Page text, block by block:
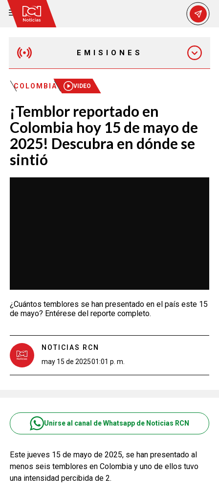
EMISIONES
MAÑANA EXPRESS
EMISIÓN 12:30 PM
EMISIÓN 7:00 PM
EMISIÓN 11:30 PM
COLOMBIA VIDEO
¡Temblor reportado en
Colombia hoy 15 de mayo de
2025! Descubra en dónde se
sintió
¿Cuántos temblores se han presentado en el país este 15
de mayo? Entérese del reporte completo.
NOTICIAS RCN
may 15 de 202501:01 p. m.
Unirse al canal de Whatsapp de Noticias RCN
Este jueves 15 de mayo de 2025, se han presentado al
menos seis temblores en Colombia y uno de ellos tuvo
una intensidad percibida de 2.